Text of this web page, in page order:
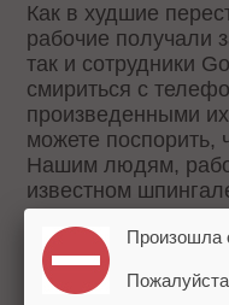
Как в худшие
рабочие получали
так и сотрудники
смириться с
произведенными
можете поспорить,
Нашим людям,
известном
приходилось все-
менее комфортно
сотрудники
промышленности,
Произошла